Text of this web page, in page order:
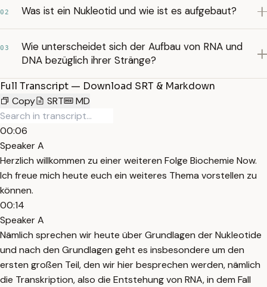
02 Was ist ein Nukleotid und wie ist es aufgebaut?
03
Wie unterscheidet sich der Aufbau von RNA und
DNA bezüglich ihrer Stränge?
Full Transcript — Download SRT & Markdown
Copy
SRT MD
00:06
Speaker A
Herzlich willkommen zu einer weiteren Folge Biochemie Now.
Ich freue mich heute euch ein weiteres Thema vorstellen zu
können.
00:14
Speaker A
Nämlich sprechen wir heute über Grundlagen der Nukleotide
und nach den Grundlagen geht es insbesondere um den
ersten großen Teil, den wir hier besprechen werden, nämlich
die Transkription, also die Entstehung von RNA, in dem Fall